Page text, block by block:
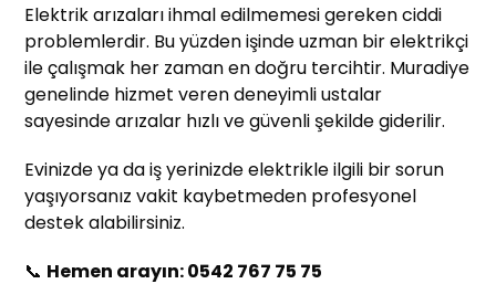
Elektrik arızaları ihmal edilmemesi gereken ciddi
problemlerdir. Bu yüzden işinde uzman bir elektrikçi
ile çalışmak her zaman en doğru tercihtir. Muradiye
genelinde hizmet veren deneyimli ustalar
sayesinde arızalar hızlı ve güvenli şekilde giderilir.
Evinizde ya da iş yerinizde elektrikle ilgili bir sorun
yaşıyorsanız vakit kaybetmeden profesyonel
destek alabilirsiniz.
📞 Hemen arayın: 0542 767 75 75